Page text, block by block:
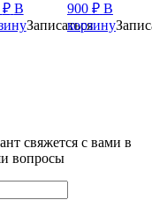
₽ В
Записаться
900 ₽ В
корзину
свяжется с вами в
вопросы